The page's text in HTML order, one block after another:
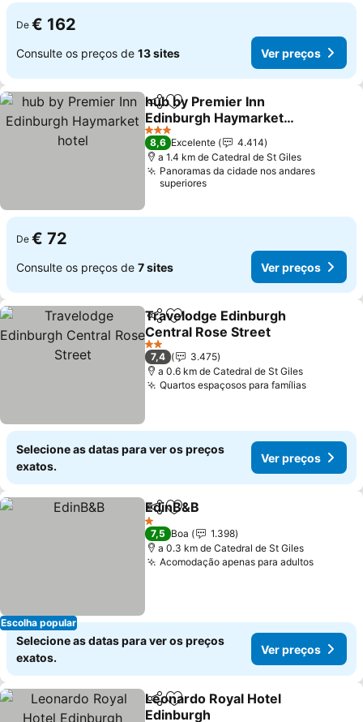
De € 162
Consulte os preços de 13 sites Ver preços
PartilharAdicionar aos favoritos
hub by Premier Inn
Edinburgh Haymarket
hotel
3 Estrelas
8,6 Excelente
4.414
a 1.4 km de Catedral de St Giles
Panoramas da cidade nos andares
superiores
De € 72
Consulte os preços de 7 sites Ver preços
PartilharAdicionar aos favoritos
Travelodge Edinburgh
Central Rose Street
2 Estrelas
7,4
3.475
a 0.6 km de Catedral de St Giles
Quartos espaçosos para famílias
Selecione as datas para ver os preços
exatos.
Ver preços
Escolha popular
PartilharAdicionar aos favoritos
EdinB&B
1 Estrelas
7,5 Boa
1.398
a 0.3 km de Catedral de St Giles
Acomodação apenas para adultos
Selecione as datas para ver os preços
exatos.
Ver preços
PartilharAdicionar aos favoritos
Leonardo Royal Hotel
Edinburgh